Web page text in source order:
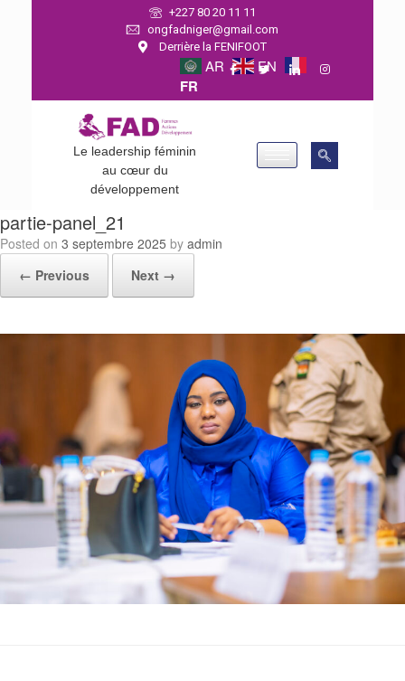
+227 80 20 11 11
ongfadniger@gmail.com
Derrière la FENIFOOT
AR EN
FR
Le leadership féminin
au cœur du
développement
partie-panel_21
Posted on 3 septembre 2025 by admin
← Previous
Next →